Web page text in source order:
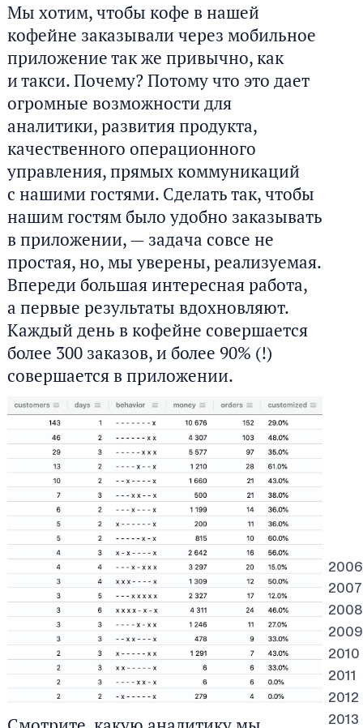
2006
2007
2008
2009
2010
2011
2012
2013
Мы хотим, чтобы кофе в нашей
кофейне заказывали через мобильное
приложение так же привычно, как
и такси. Почему? Потому что это дает
огромные возможности для
аналитики, развития продукта,
качественного операционного
управления, прямых коммуникаций
с нашими гостями. Сделать так, чтобы
нашим гостям было удобно заказывать
в приложении, — задача совсе не
простая, но, мы уверены, реализуемая.
Впереди большая интересная работа,
а первые результаты вдохновляют.
Каждый день в кофейне совершается
более 300 заказов, и более 90% (!)
совершается в приложении.